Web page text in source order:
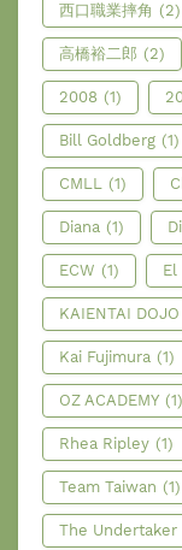
西口職業摔角 (2)
高橋裕二郎 (2)
2008 (1)
Bill Goldberg (1)
CMLL (1)
Diana (1)
ECW (1) El
KAIENTAI DOJO
Kai Fujimura (1)
OZ ACADEMY (1)
Rhea Ripley (1)
Team Taiwan (1)
The Undertaker